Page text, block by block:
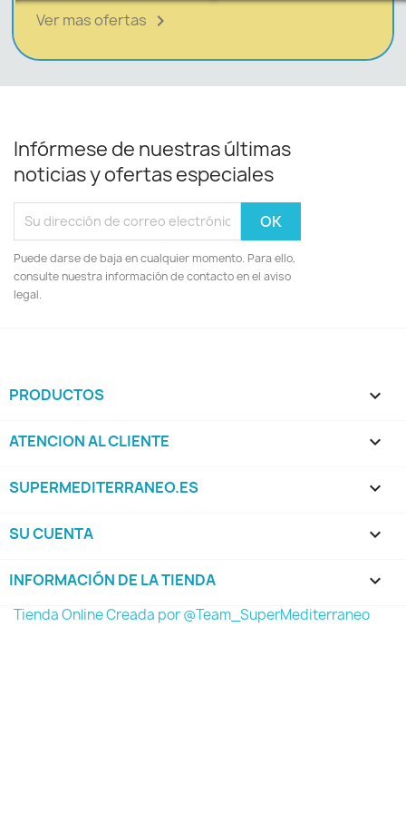
Ver mas ofertas 
Infórmese de nuestras últimas
noticias y ofertas especiales
Puede darse de baja en cualquier momento. Para ello,
consulte nuestra información de contacto en el aviso
legal.
PRODUCTOS 
ATENCION AL CLIENTE 
SUPERMEDITERRANEO.ES 
SU CUENTA 
INFORMACIÓN DE LA TIENDA keyboard_arrow_down
Tienda Online Creada por @Team_SuperMediterraneo